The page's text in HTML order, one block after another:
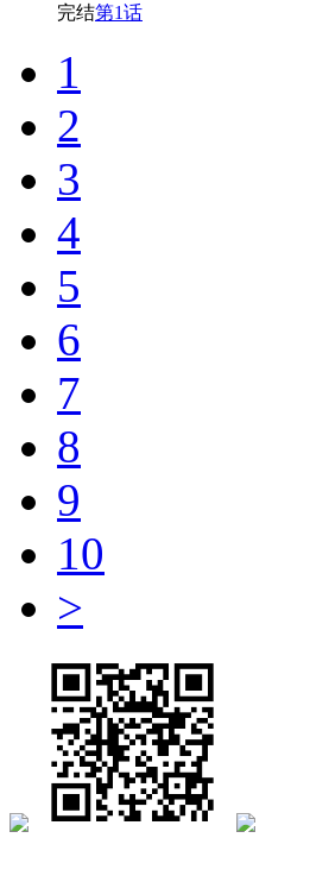
完结第1话
1
2
3
4
5
6
7
8
9
10
>